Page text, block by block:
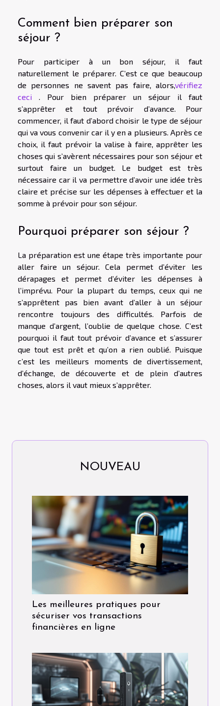
Comment bien préparer son
séjour ?
Pour participer à un bon séjour, il faut
naturellement le préparer. C’est ce que beaucoup
de personnes ne savent pas faire, alors,vérifiez
ceci . Pour bien préparer un séjour il faut
s’apprêter et tout prévoir d’avance. Pour
commencer, il faut d’abord choisir le type de séjour
qui va vous convenir car il y en a plusieurs. Après ce
choix, il faut prévoir la valise à faire, apprêter les
choses qui s’avèrent nécessaires pour son séjour et
surtout faire un budget. Le budget est très
nécessaire car il va permettre d’avoir une idée très
claire et précise sur les dépenses à effectuer et la
somme à prévoir pour son séjour.
Pourquoi préparer son séjour ?
La préparation est une étape très importante pour
aller faire un séjour. Cela permet d’éviter les
dérapages et permet d’éviter les dépenses à
l’imprévu. Pour la plupart du temps, ceux qui ne
s’apprêtent pas bien avant d’aller à un séjour
rencontre toujours des difficultés. Parfois de
manque d’argent, l’oublie de quelque chose. C’est
pourquoi il faut tout prévoir d’avance et s’assurer
que tout est prêt et qu’on a rien oublié. Puisque
c’est les meilleurs moments de divertissement,
d’échange, de découverte et de plein d’autres
choses, alors il vaut mieux s’apprêter.
NOUVEAU
Les meilleures pratiques pour
sécuriser vos transactions
financières en ligne